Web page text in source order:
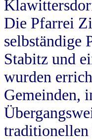
Die Pfarrei
selbständige
Stabitz und
wurden
Gemeinden,